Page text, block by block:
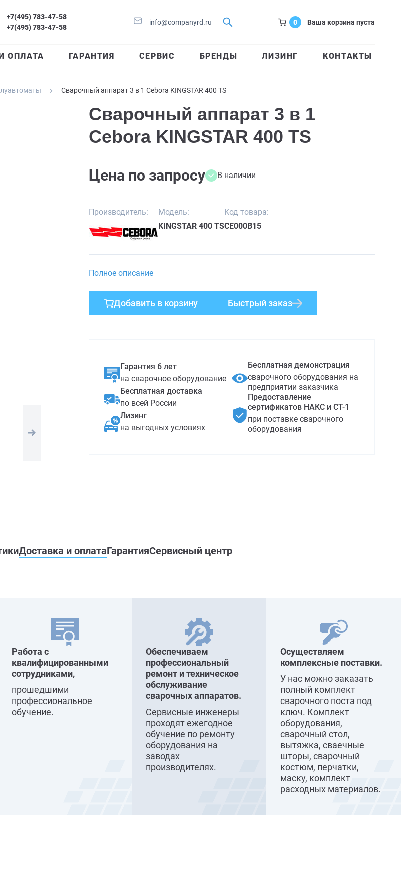
+7(495) 783-47-58
+7(495) 783-47-58
info@companyrd.ru 0 Ваша корзина пуста
ОПЛАТА ГАРАНТИЯ СЕРВИС БРЕНДЫ ЛИЗИНГ КОНТАКТЫ
Сварочный аппарат 3 в 1 Cebora KINGSTAR 400 TS
Сварочный аппарат 3 в 1
Cebora KINGSTAR 400 TS
Цена по запросу В наличии
Производитель:
Модель:
KINGSTAR 400 TS
Код товара:
CE000B15
Полное описание
Добавить в корзину Быстрый заказ
Гарантия 6 лет
на сварочное оборудование
Бесплатная доставка
по всей России
Лизинг
на выгодных условиях
Бесплатная демонстрация
сварочного оборудования на
предприятии заказчика
Предоставление
сертификатов НАКС и СТ-1
при поставке сварочного
оборудования
Доставка и оплатаГарантияСервисный центр
Работа с
квалифицированными
сотрудниками,
прошедшими
профессиональное
обучение.
Обеспечиваем
профессиональный
ремонт и техническое
обслуживание
сварочных аппаратов.
Сервисные инженеры
проходят ежегодное
обучение по ремонту
оборудования на
заводах
производителях.
Осуществляем
комплексные поставки.
У нас можно заказать
полный комплект
сварочного поста под
ключ. Комплект
оборудования,
сварочный стол,
вытяжка, сваечные
шторы, сварочный
костюм, перчатки,
маску, комплект
расходных материалов.